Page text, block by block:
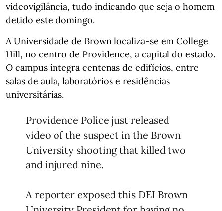
videovigilância, tudo indicando que seja o homem
detido este domingo.
A Universidade de Brown localiza-se em College
Hill, no centro de Providence, a capital do estado.
O campus integra centenas de edifícios, entre
salas de aula, laboratórios e residências
universitárias.
Providence Police just released
video of the suspect in the Brown
University shooting that killed two
and injured nine.
A reporter exposed this DEI Brown